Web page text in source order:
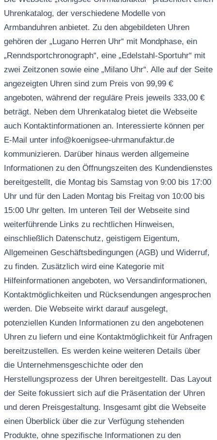
Uhrenkatalog, der verschiedene Modelle von
Armbanduhren anbietet. Zu den abgebildeten Uhren
gehören der „Lugano Herren Uhr“ mit Mondphase, ein
„Renndsportchronograph“, eine „Edelstahl-Sportuhr“ mit
zwei Zeitzonen sowie eine „Milano Uhr“. Alle auf der Seite
angezeigten Uhren sind zum Preis von 99,99 €
angeboten, während der reguläre Preis jeweils 333,00 €
beträgt. Neben dem Uhrenkatalog bietet die Webseite
auch Kontaktinformationen an. Interessierte können per
E-Mail unter info@koenigsee-uhrmanufaktur.de
kommunizieren. Darüber hinaus werden allgemeine
Informationen zu den Öffnungszeiten des Kundendienstes
bereitgestellt, die Montag bis Samstag von 9:00 bis 17:00
Uhr und für den Laden Montag bis Freitag von 10:00 bis
15:00 Uhr gelten. Im unteren Teil der Webseite sind
weiterführende Links zu rechtlichen Hinweisen,
einschließlich Datenschutz, geistigem Eigentum,
Allgemeinen Geschäftsbedingungen (AGB) und Widerruf,
zu finden. Zusätzlich wird eine Kategorie mit
Hilfeinformationen angeboten, wo Versandinformationen,
Kontaktmöglichkeiten und Rücksendungen angesprochen
werden. Die Webseite wirkt darauf ausgelegt,
potenziellen Kunden Informationen zu den angebotenen
Uhren zu liefern und eine Kontaktmöglichkeit für Anfragen
bereitzustellen. Es werden keine weiteren Details über
die Unternehmensgeschichte oder den
Herstellungsprozess der Uhren bereitgestellt. Das Layout
der Seite fokussiert sich auf die Präsentation der Uhren
und deren Preisgestaltung. Insgesamt gibt die Webseite
einen Überblick über die zur Verfügung stehenden
Produkte, ohne spezifische Informationen zu den